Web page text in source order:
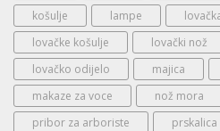
košulje
lampe
lovačke košulje
lovački nož
lovačko odijelo
majica
makaze za voce
nož mora
pribor za arboriste
prskalica